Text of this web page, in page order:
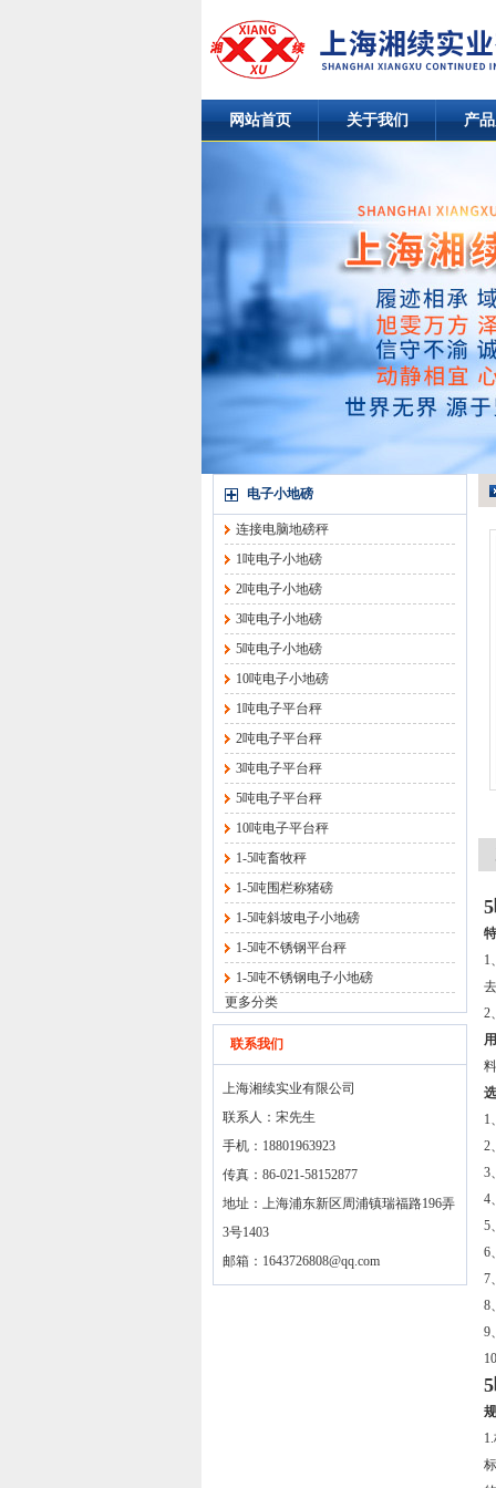
网站首页 关于我们 产
电子小地磅
连接电脑地磅秤
1吨电子小地磅
2吨电子小地磅
3吨电子小地磅
5吨电子小地磅
10吨电子小地磅
1吨电子平台秤
2吨电子平台秤
3吨电子平台秤
5吨电子平台秤
10吨电子平台秤
1-5吨畜牧秤
1-5吨围栏称猪磅
1-5吨斜坡电子小地磅
1-5吨不锈钢平台秤
1-5吨不锈钢电子小地磅
更多分类
联系我们
上海湘续实业有限公司
联系人：宋先生
手机：18801963923
传真：86-021-58152877
地址：上海浦东新区周浦镇瑞福路196弄
3号1403
邮箱： 1643726808@qq.com
1
2
1
2
3
4
5
6
7
8
9